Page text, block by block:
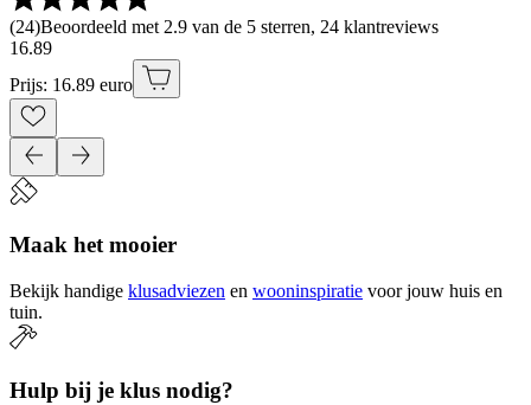
(24)Beoordeeld met 2.9 van de 5 sterren, 24 klantreviews
16.89
Prijs: 16.89 euro
Maak het mooier
Bekijk handige klusadviezen en wooninspiratie voor jouw huis en
tuin.
Hulp bij je klus nodig?